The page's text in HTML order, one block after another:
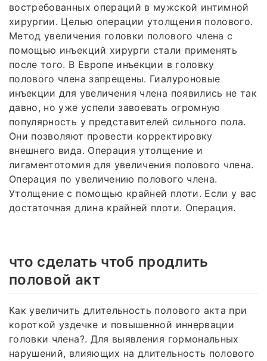
востребованных операций в мужской интимной
хирургии. Целью операции утолщения полового.
Метод увеличения головки полового члена с
помощью инъекций хирурги стали применять
после того. В Европе инъекции в головку
полового члена запрещены. Гиалуроновые
инъекции для увеличения члена появились не так
давно, но уже успели завоевать огромную
популярность у представителей сильного пола.
Они позволяют провести корректировку
внешнего вида. Операция утолщение и
лигаментотомия для увеличения полового члена.
Операция по увеличению полового члена.
Утолщение с помощью крайней плоти. Если у вас
достаточная длина крайней плоти. Операция.
что сделать чтоб продлить
половой акт
Как увеличить длительность полового акта при
короткой уздечке и повышенной иннервации
головки члена?. Для выявления гормональных
нарушений, влияющих на длительность полового